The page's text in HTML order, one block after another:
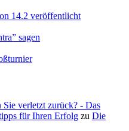
14.2 veröffentlicht
sagen
Sie verletzt zurück? - Das
für Ihren Erfolg zu Die